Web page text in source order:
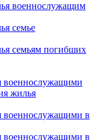
военнослужащим
семье
семьям погибших
военнослужащими
жилья
военнослужащими в
военнослужащими в